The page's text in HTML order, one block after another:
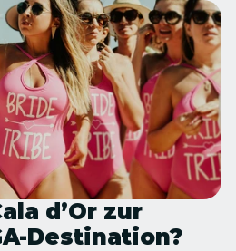
d’Or zur
Destination?